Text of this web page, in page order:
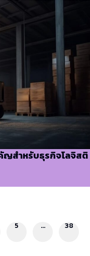
ญสำหรับธุรกิจโลจิสติ
5 …
38